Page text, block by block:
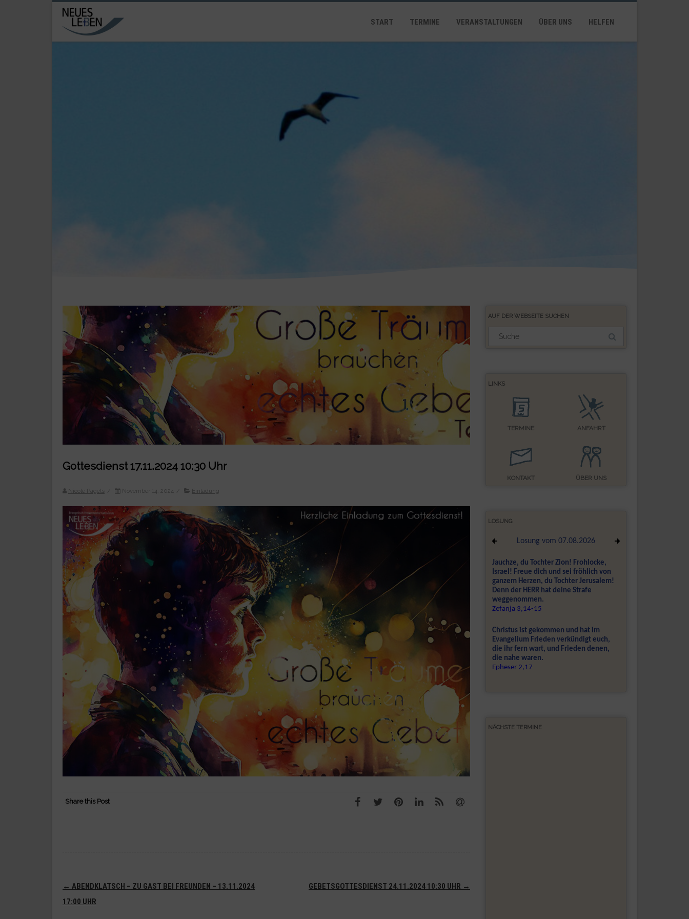
START TERMINE VERANSTALTUNGEN ÜBER UNS HELFEN
Gottesdienst 17.11.2024 10:30 Uhr
Nicole Pagels November 14, 2024 Einladung
Share this Post
Navigation
(Beiträge)
← ABENDKLATSCH – ZU GAST BEI FREUNDEN – 13.11.2024
17:00 UHR
GEBETSGOTTESDIENST 24.11.2024 10:30 UHR →
AUF DER WEBSEITE SUCHEN
LINKS
TERMINE ANFAHRT
KONTAKT ÜBER UNS
LOSUNG
NÄCHSTE TERMINE